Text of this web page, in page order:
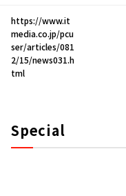
https://www.it
media.co.jp/pcu
ser/articles/081
2/15/news031.h
tml
Special